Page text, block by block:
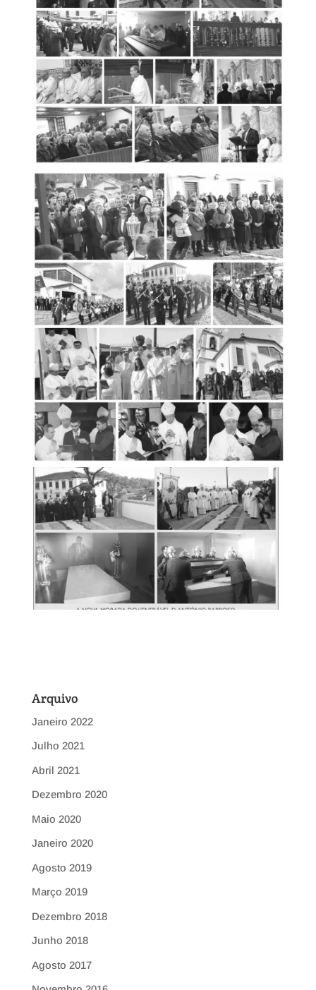
Arquivo
Janeiro 2022
Julho 2021
Abril 2021
Dezembro 2020
Maio 2020
Janeiro 2020
Agosto 2019
Março 2019
Dezembro 2018
Junho 2018
Agosto 2017